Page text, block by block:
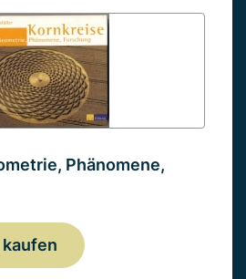
Phänomene,